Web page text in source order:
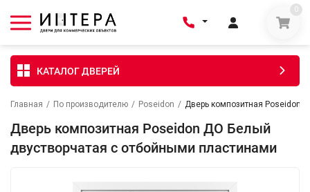
0
КАТАЛОГ ДВЕРЕЙ
Главная / По производителю / Poseidon / Дверь композитная Poseidon
Дверь композитная Poseidon ДО Белый
двустворчатая с отбойными пластинами